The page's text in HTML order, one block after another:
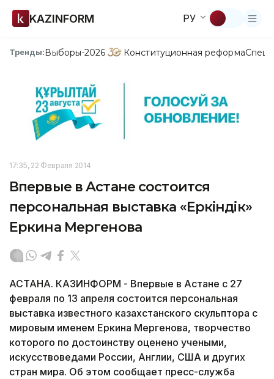
KAZINFORM РУ
Тренды:Выборы-2026 Конституционная реформа
17:35, 22 Февраля 2014
Впервые в Астане состоится
персональная выставка «Еркіндік»
Еркина Мергенова
АСТАНА. КАЗИНФОРМ - Впервые в Астане с 27
февраля по 13 апреля состоится персональная
выставка известного казахстанского скульптора с
мировым именем Еркина Мергенова, творчество
которого по достоинству оценено учеными,
искусствоведами России, Англии, США и других
стран мира. Об этом сообщает пресс-служба